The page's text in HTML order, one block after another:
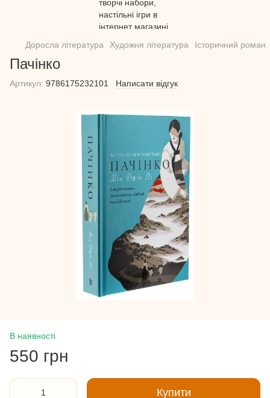
Доросла література Художня література Історичний роман
Пачінко
Артикул: 9786175232101 Написати відгук
В наявності
550 грн
Купити